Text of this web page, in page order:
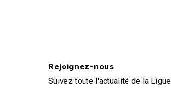
Rejoignez-nous
Suivez toute l'actualité de la Ligue